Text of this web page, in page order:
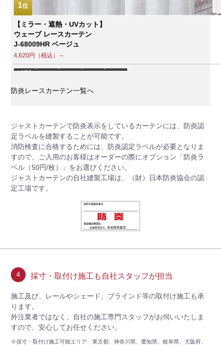
1
【ミラー・遮熱・UVカット】
ウェーブ レースカーテン
J-68009HR ベージュ
4,620円（税込）～
防炎レースカーテン一覧へ
ジャストカーテンで防炎表示をしているカーテンには、防炎認
定ラベルを縫製することが可能です。
消防検査に合格するためには、防炎認定ラベルが必要となりま
すので、ご入用のお客様はオーダーの際にオプション「防炎ラ
ベル（50円/枚）」をお選びください。
ジャストカーテンの自社縫製工場は、（財）日本防炎協会の認
定工場です。
4 採寸・取付け施工も自社スタッフが担当
施工及び、レールやシェード、ブラインド等の取付け施工も承
ります。
外注業者ではなく、自社の施工専門スタッフがお伺いいたしま
すので、安心してお任せください。
※採寸・取付け施工可能エリア 東京都、神奈川県、愛知県、岐阜県、大阪府、